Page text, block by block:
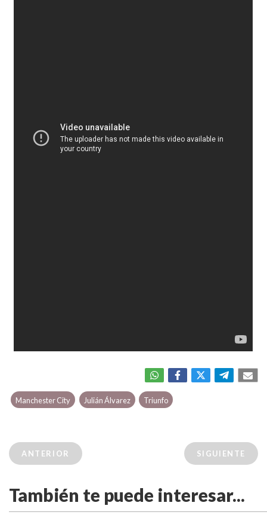
Manchester City Julián Álvarez Triunfo
ANTERIOR SIGUIENTE
También te puede interesar...